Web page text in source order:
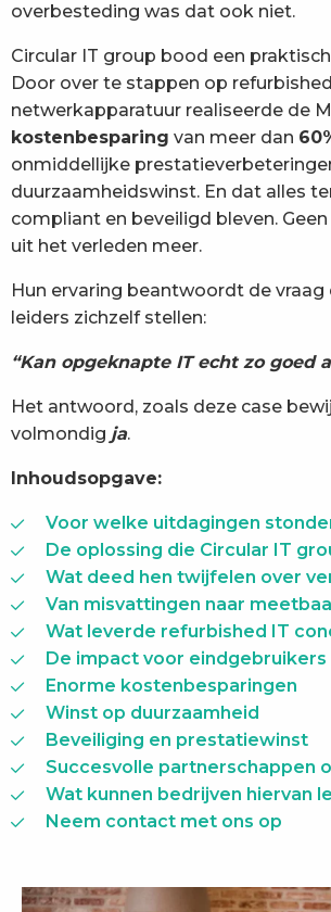
overbesteding was dat ook niet.
Circular IT group bood een
Door over te stappen op refurbished
netwerkapparatuur realiseerde de
kostenbesparing van meer dan
onmiddellijke
duurzaamheidswinst. En dat alles
compliant en beveiligd bleven.
uit het verleden meer.
Hun ervaring beantwoordt de vraag
leiders zichzelf stellen:
“Kan opgeknapte IT echt zo goed
Het antwoord, zoals deze case
volmondig ja.
Inhoudsopgave:
Voor welke uitdagingen
De oplossing die Circular IT
Wat deed hen twijfelen over
Van misvattingen naar
Wat leverde refurbished IT
De impact voor eindgebruikers
Enorme kostenbesparingen
Winst op duurzaamheid
Beveiliging en prestatiewinst
Succesvolle partnerschappen
Wat kunnen bedrijven hiervan
Neem contact met ons op